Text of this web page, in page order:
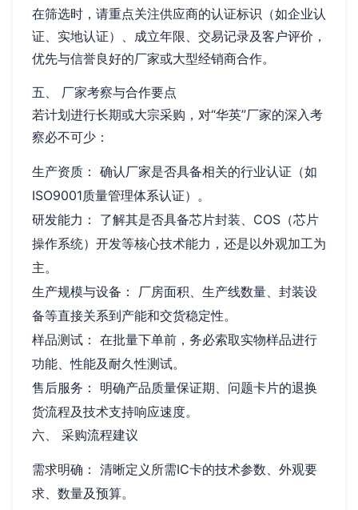
在筛选时，请重点关注供应商的认证标识（如企业认
证、实地认证）、成立年限、交易记录及客户评价，
优先与信誉良好的厂家或大型经销商合作。
五、 厂家考察与合作要点
若计划进行长期或大宗采购，对“华英”厂家的深入考
察必不可少：
生产资质： 确认厂家是否具备相关的行业认证（如
ISO9001质量管理体系认证）。
研发能力： 了解其是否具备芯片封装、COS（芯片
操作系统）开发等核心技术能力，还是以外观加工为
主。
生产规模与设备： 厂房面积、生产线数量、封装设
备等直接关系到产能和交货稳定性。
样品测试： 在批量下单前，务必索取实物样品进行
功能、性能及耐久性测试。
售后服务： 明确产品质量保证期、问题卡片的退换
货流程及技术支持响应速度。
六、 采购流程建议
需求明确： 清晰定义所需IC卡的技术参数、外观要
求、数量及预算。